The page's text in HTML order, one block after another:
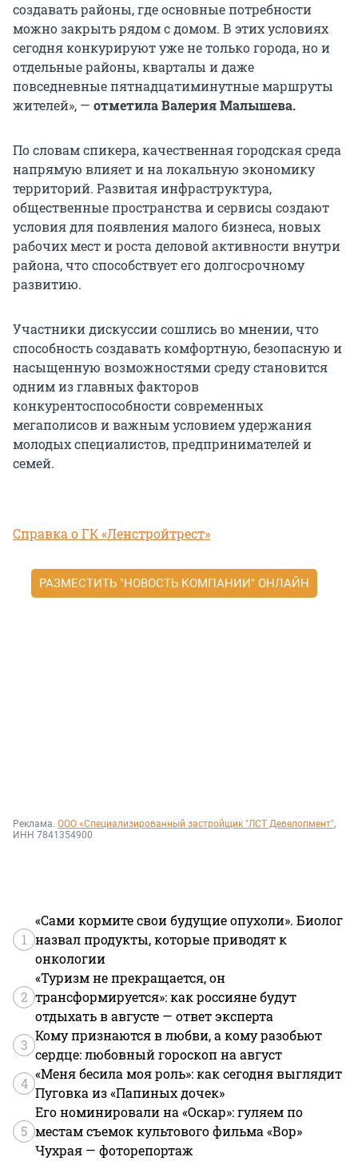
создавать районы, где основные потребности
можно закрыть рядом с домом. В этих условиях
сегодня конкурируют уже не только города, но и
отдельные районы, кварталы и даже
повседневные пятнадцатиминутные маршруты
жителей», — отметила Валерия Малышева.
По словам спикера, качественная городская среда
напрямую влияет и на локальную экономику
территорий. Развитая инфраструктура,
общественные пространства и сервисы создают
условия для появления малого бизнеса, новых
рабочих мест и роста деловой активности внутри
района, что способствует его долгосрочному
развитию.
Участники дискуссии сошлись во мнении, что
способность создавать комфортную, безопасную и
насыщенную возможностями среду становится
одним из главных факторов
конкурентоспособности современных
мегаполисов и важным условием удержания
молодых специалистов, предпринимателей и
семей.
Справка о ГК «Ленстройтрест»
РАЗМЕСТИТЬ "НОВОСТЬ КОМПАНИИ" ОНЛАЙН
Реклама. ООО «Специализированный застройщик "ЛСТ Девелопмент",
ИНН 7841354900
1
«Сами кормите свои будущие опухоли». Биолог
назвал продукты, которые приводят к
онкологии
2
«Туризм не прекращается, он
трансформируется»: как россияне будут
отдыхать в августе — ответ эксперта
3
Кому признаются в любви, а кому разобьют
сердце: любовный гороскоп на август
4
«Меня бесила моя роль»: как сегодня выглядит
Пуговка из «Папиных дочек»
5
Его номинировали на «Оскар»: гуляем по
местам съемок культового фильма «Вор»
Чухрая — фоторепортаж